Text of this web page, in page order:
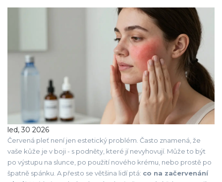
led, 30 2026
Červená pleť není jen estetický problém. Často znamená, že
vaše kůže je v boji - s podněty, které jí nevyhovují. Může to být
po výstupu na slunce, po použití nového krému, nebo prostě po
špatně spánku. A přesto se většina lidí ptá: co na začervenání